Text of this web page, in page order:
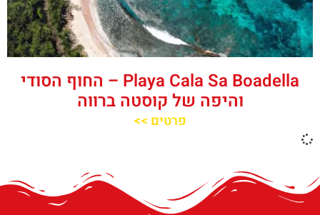
‪‪Playa Cala Sa Boadella‬‬ – החוף הסודי
והיפה של קוסטה ברווה
פרטים >>